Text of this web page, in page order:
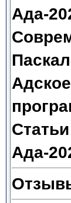
Ада-
Адское
Ада-